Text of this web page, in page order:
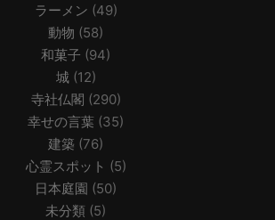
ラーメン (49)
動物 (58)
和菓子 (94)
城(12)
寺社仏閣 (290)
幸せの言葉 (35)
建築 (76)
心霊スポット (5)
日本庭園 (50)
未分類 (5)